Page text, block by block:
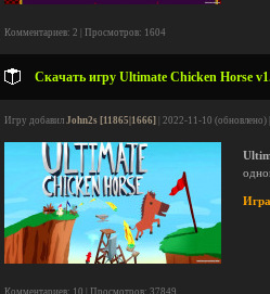
Комментариев: 2 | Просмотров: 1604
Скачать игру Ultimate Chicken Horse
Игру добавил John2s [11865|1666] | 2022-11-10 (обновлено) |
Комментариев: 10 | Просмотров: 37849